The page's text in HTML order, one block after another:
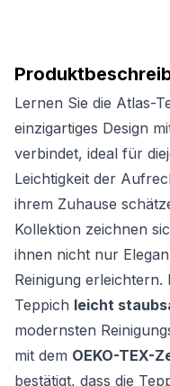
Lernen Sie die Atlas-
einzigartiges Design
verbindet, ideal für
Leichtigkeit der
ihrem Zuhause
Kollektion zeichnen
ihnen nicht nur
Reinigung
Teppich leicht
modernsten
mit dem OEKO-TEX-
bestätigt, dass die